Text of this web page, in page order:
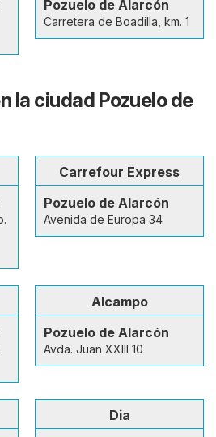
Pozuelo de Alarcón
Carretera de Boadilla, km. 1
la ciudad Pozuelo de
Carrefour Express
Pozuelo de Alarcón
Avenida de Europa 34
Alcampo
Pozuelo de Alarcón
Avda. Juan XXIII 10
Dia